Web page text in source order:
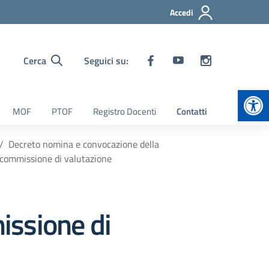
Accedi
Cerca Seguici su:
MOF PTOF Registro Docenti Contatti
Decreto nomina e convocazione della
commissione di valutazione
di